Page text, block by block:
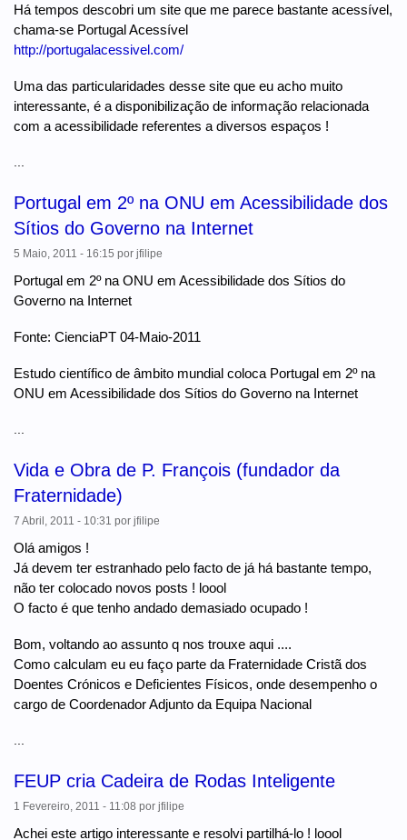
Há tempos descobri um site que me parece bastante acessível,
chama-se Portugal Acessível
http://portugalacessivel.com/
Uma das particularidades desse site que eu acho muito
interessante, é a disponibilização de informação relacionada
com a acessibilidade referentes a diversos espaços !
Portugal em 2º na ONU em Acessibilidade dos
Sítios do Governo na Internet
5 Maio, 2011 - 16:15 por jfilipe
Portugal em 2º na ONU em Acessibilidade dos Sítios do
Governo na Internet
Fonte: CienciaPT 04-Maio-2011
Estudo científico de âmbito mundial coloca Portugal em 2º na
ONU em Acessibilidade dos Sítios do Governo na Internet
Vida e Obra de P. François (fundador da
Fraternidade)
7 Abril, 2011 - 10:31 por jfilipe
Olá amigos !
Já devem ter estranhado pelo facto de já há bastante tempo,
não ter colocado novos posts ! loool
O facto é que tenho andado demasiado ocupado !
Bom, voltando ao assunto q nos trouxe aqui ....
Como calculam eu eu faço parte da Fraternidade Cristã dos
Doentes Crónicos e Deficientes Físicos, onde desempenho o
cargo de Coordenador Adjunto da Equipa Nacional
FEUP cria Cadeira de Rodas Inteligente
1 Fevereiro, 2011 - 11:08 por jfilipe
Achei este artigo interessante e resolvi partilhá-lo ! loool